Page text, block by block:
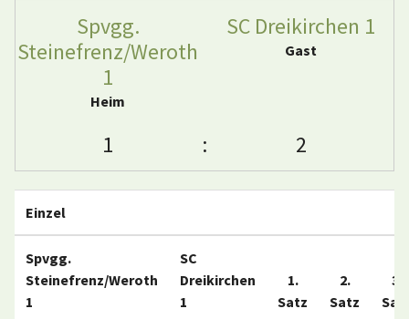
Spvgg.
Steinefrenz/Weroth
1
Heim
SC Dreikirchen 1
Gast
1 : 2
Einzel
Spvgg.
Steinefrenz/Weroth
1
SC
Dreikirchen
1
1.
Satz
2.
Satz
3.